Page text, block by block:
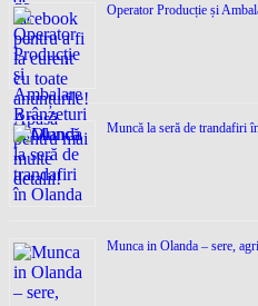
Operator Producție și
Muncă la seră de trandafiri
Munca in Olanda – sere,